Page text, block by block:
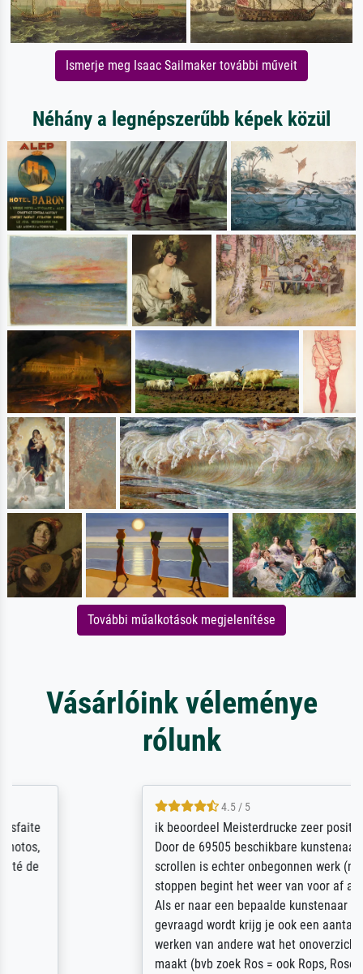
Ismerje meg Isaac Sailmaker további műveit
Néhány a legnépszerűbb képek közül
További műalkotások megjelenítése
Vásárlóink véleménye
rólunk
4.5 / 5
ik beoordeel Meisterdrucke zeer positief.
Door de 69505 beschikbare kunstenaars
scrollen is echter onbegonnen werk (na
stoppen begint het weer van voor af aan).
Als er naar een bepaalde kunstenaar
gevraagd wordt krijg je ook een aantal
werken van andere wat het onoverzichtelijk
maakt (bvb zoek Ros = ook Rops, Rose etc).